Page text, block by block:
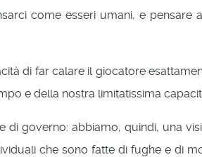
come esseri umani, e pensare
di far calare il giocatore
e della nostra limitatissima
governo: abbiamo, quindi, una
che sono fatte di fughe e di